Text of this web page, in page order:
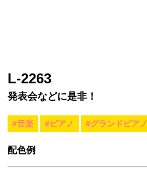
L-2263
発表会などに是非！
#音楽 #ピアノ #グランドピアノ
配色例